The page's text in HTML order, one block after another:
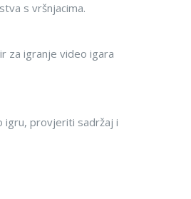
s vršnjacima.
za igranje video igara
igru, provjeriti sadržaj i